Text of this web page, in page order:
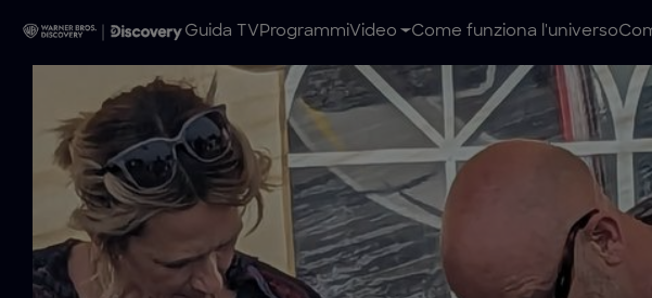
Guida TVProgrammiVideo Come funziona l'universo